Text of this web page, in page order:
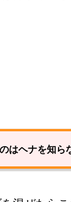
はヘナを知ら